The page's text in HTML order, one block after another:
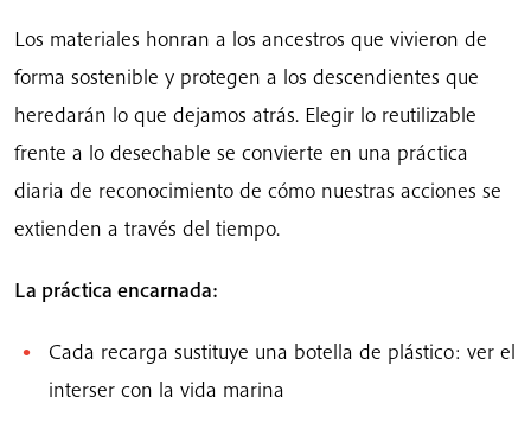
Los materiales honran a los ancestros que vivieron de
forma sostenible y protegen a los descendientes que
heredarán lo que dejamos atrás. Elegir lo reutilizable
frente a lo desechable se convierte en una práctica
diaria de reconocimiento de cómo nuestras acciones se
extienden a través del tiempo.
La práctica encarnada:
Cada recarga sustituye una botella de plástico: ver el
interser con la vida marina